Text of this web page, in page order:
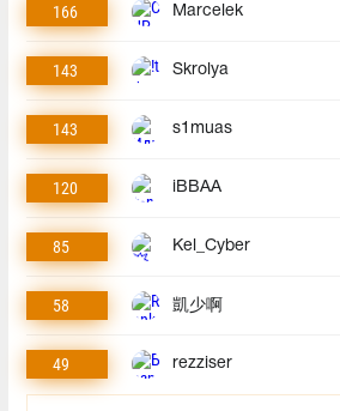
166 Marcelek
143 Skrolya
143 s1muas
120 iBBAA
85 Kel_Cyber
58 凱少啊
49 rezziser